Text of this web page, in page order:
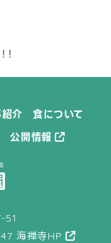
介
食について
公開情報
51
海禅寺HP